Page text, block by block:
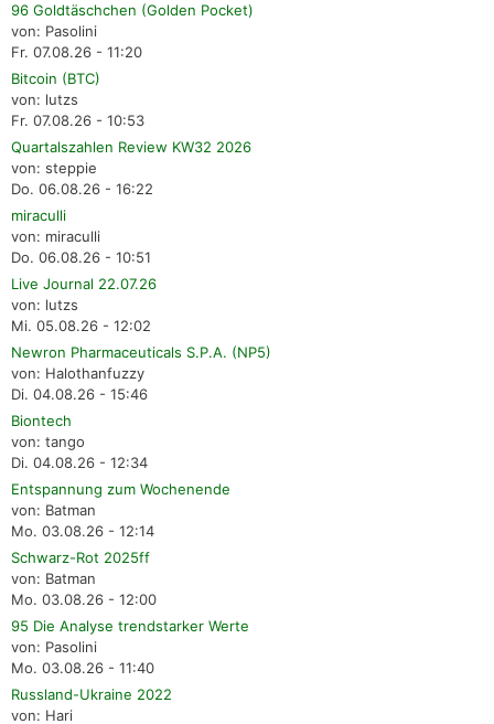
96 Goldtäschchen (Golden Pocket)
von: Pasolini
Fr. 07.08.26 - 11:20
Bitcoin (BTC)
von: lutzs
Fr. 07.08.26 - 10:53
Quartalszahlen Review KW32 2026
von: steppie
Do. 06.08.26 - 16:22
miraculli
von: miraculli
Do. 06.08.26 - 10:51
Live Journal 22.07.26
von: lutzs
Mi. 05.08.26 - 12:02
Newron Pharmaceuticals S.P.A. (NP5)
von: Halothanfuzzy
Di. 04.08.26 - 15:46
Biontech
von: tango
Di. 04.08.26 - 12:34
Entspannung zum Wochenende
von: Batman
Mo. 03.08.26 - 12:14
Schwarz-Rot 2025ff
von: Batman
Mo. 03.08.26 - 12:00
95 Die Analyse trendstarker Werte
von: Pasolini
Mo. 03.08.26 - 11:40
Russland-Ukraine 2022
von: Hari